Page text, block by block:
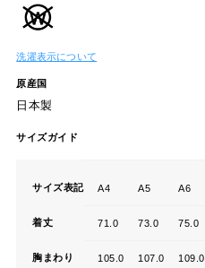
洗濯表示について
原産国
日本製
サイズガイド
サイズ表記 A4 A5 A6
着丈 71.0 73.0 75.0
胸まわり 105.0 107.0 109.0